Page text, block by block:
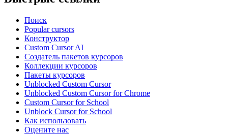
Поиск
Popular cursors
Конструктор
Custom Cursor AI
Создатель пакетов курсоров
Коллекции курсоров
Пакеты курсоров
Unblocked Custom Cursor
Unblocked Custom Cursor for Chrome
Custom Cursor for School
Unblock Cursor for School
Как использовать
Оцените нас